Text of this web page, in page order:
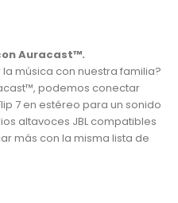
Auracast™.
música con nuestra familia?
podemos conectar
7 en estéreo para un sonido
altavoces JBL compatibles
más con la misma lista de